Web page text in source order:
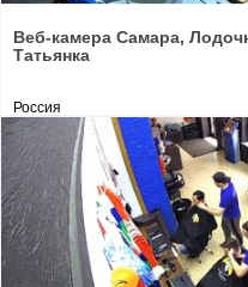
Веб-камера Самара,
Татьянка
Россия